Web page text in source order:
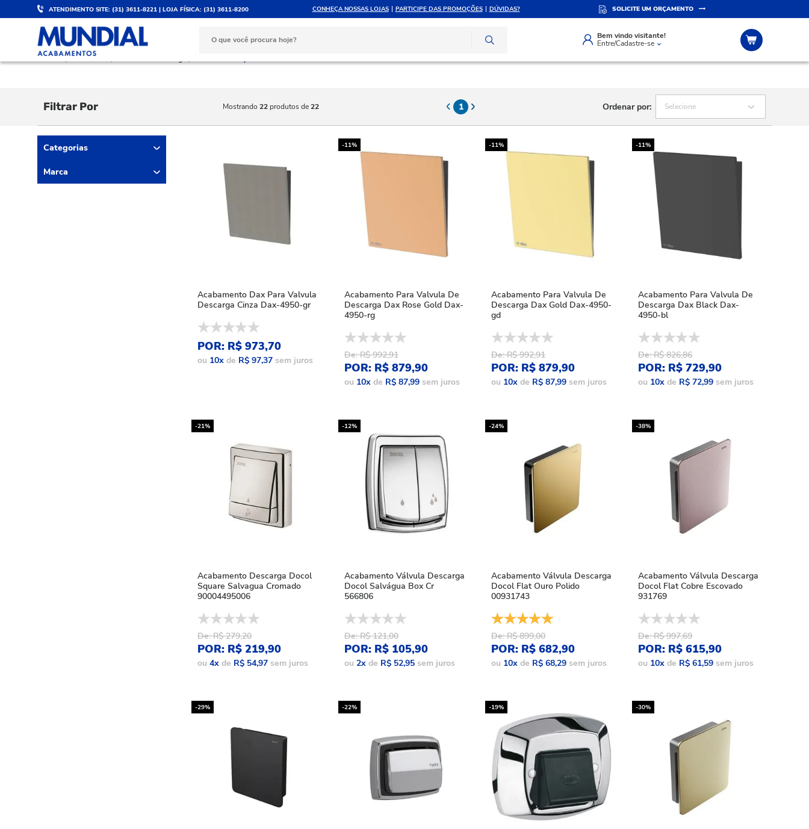
ATENDIMENTO SITE: (31) 3611-8221 | LOJA FÍSICA: (31) 3611-8200 CONHEÇA NOSSAS LOJAS PARTICIPE DAS PROMOÇÕES DÚVIDAS? SOLICITE UM ORÇAMENTO
Bem vindo visitante!
Entre/Cadastre-se
DESCONTO DE 5%
Válido para PIX e boleto
PARCELE ATÉ 10X SEM JUROS ATENDIMENTO PERSONALIZADO SITE SEGURO
BANHEIRO
Filtrar Por Mostrando 22 produtos de22 1 Ordenar por: Selecione
Categorias
Marca
Acabamento Dax Para Valvula
Descarga Cinza Dax-4950-gr
POR: R$ 973,70
ou 10x de R$ 97,37 sem juros
-11%
Acabamento Para Valvula De
Descarga Dax Rose Gold Dax-
4950-rg
De: R$ 992,91
POR: R$ 879,90
ou 10x de R$ 87,99 sem juros
-11%
Acabamento Para Valvula De
Descarga Dax Gold Dax-4950-
gd
De: R$ 992,91
POR: R$ 879,90
ou 10x de R$ 87,99 sem juros
-11%
Acabamento Para Valvula De
Descarga Dax Black Dax-
4950-bl
De: R$ 826,86
POR: R$ 729,90
ou 10x de R$ 72,99 sem juros
-21%
Acabamento Descarga Docol
Square Salvagua Cromado
90004495006
De: R$ 279,20
POR: R$ 219,90
ou 4x de R$ 54,97 sem juros
-12%
Acabamento Válvula Descarga
Docol Salvágua Box Cr
566806
De: R$ 121,00
POR: R$ 105,90
ou 2x de R$ 52,95 sem juros
-24%
Acabamento Válvula Descarga
Docol Flat Ouro Polido
00931743
De: R$ 899,00
POR: R$ 682,90
ou 10x de R$ 68,29 sem juros
-38%
Acabamento Válvula Descarga
Docol Flat Cobre Escovado
931769
De: R$ 997,69
POR: R$ 615,90
ou 10x de R$ 61,59 sem juros
-29% -22% -19% -30%